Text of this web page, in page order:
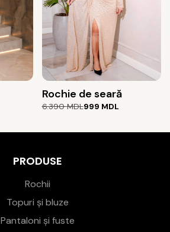
Rochie de seară
6.390MDL
Prețul
999 MDL
Prețul
PRODUSE
Rochii
Topuri și bluze
Pantaloni și fuste